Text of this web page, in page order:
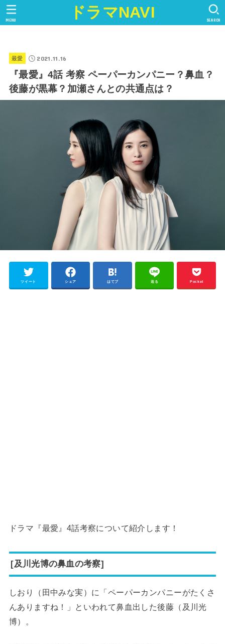
ドラマNAVI SEARCH
MENU
最愛 2021.11.16
『最愛』4話 考察 ペーパーカンパニー？鼻血？
後藤が黒幕？加瀬さんとの共通点は？
ツイート シェア はてブ 送る Pocket
ドラマ『最愛』4話考察について紹介します！
[及川光博の鼻血の考察]
しおり（田中みな実）に「ペーパーカンパニーがたくさ
んありますね！」といわれて鼻血出した後藤（及川光
博）。